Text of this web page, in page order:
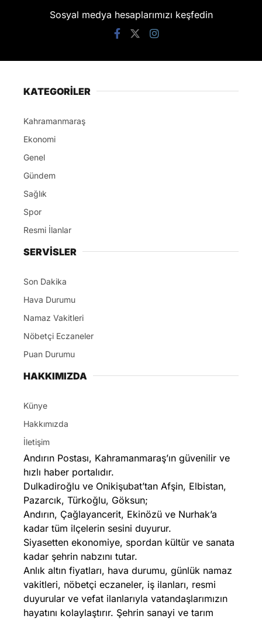
Sosyal medya hesaplarımızı keşfedin
KATEGORİLER
Kahramanmaraş
Ekonomi
Genel
Gündem
Sağlık
Spor
Resmi İlanlar
SERVİSLER
Son Dakika
Hava Durumu
Namaz Vakitleri
Nöbetçi Eczaneler
Puan Durumu
HAKKIMIZDA
Künye
Hakkımızda
İletişim
Andırın Postası, Kahramanmaraş’ın güvenilir ve
hızlı haber portalıdır.
Dulkadiroğlu ve Onikişubat’tan Afşin, Elbistan,
Pazarcık, Türkoğlu, Göksun;
Andırın, Çağlayancerit, Ekinözü ve Nurhak’a
kadar tüm ilçelerin sesini duyurur.
Siyasetten ekonomiye, spordan kültür ve sanata
kadar şehrin nabzını tutar.
Anlık altın fiyatları, hava durumu, günlük namaz
vakitleri, nöbetçi eczaneler, iş ilanları, resmi
duyurular ve vefat ilanlarıyla vatandaşlarımızın
hayatını kolaylaştırır. Şehrin sanayi ve tarım